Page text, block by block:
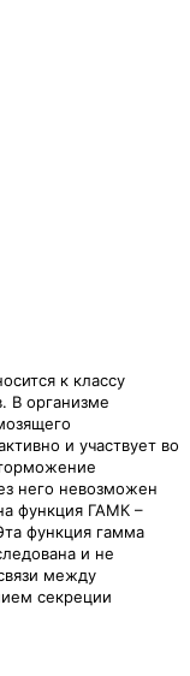
к классу
В организме
о и участвует во
него невозможен
функция ГАМК –
функция гамма
и не
между
секреции